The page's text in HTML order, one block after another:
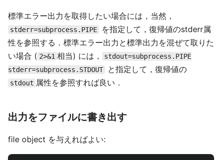
標準エラー出力を取得したい場合には，当然，
stderr=subprocess.PIPE
を指定して，復帰値のstderr属
性を参照する．標準エラー出力と標準出力を混ぜて取りた
い場合 ( 2>&1 相当) には，
stdout=subprocess.PIPE
stderr=subprocess.STDOUT
と指定して，復帰値の
stdout 属性を参照すれば良い．
出力をファイルに書き出す
file object を与えればよい: